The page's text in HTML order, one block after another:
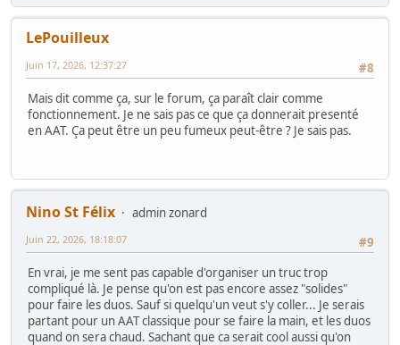
LePouilleux
#8
Juin 17, 2026, 12:37:27
Mais dit comme ça, sur le forum, ça paraît clair comme
fonctionnement. Je ne sais pas ce que ça donnerait presenté
en AAT. Ça peut être un peu fumeux peut-être ? Je sais pas.
Nino St Félix
admin zonard
#9
Juin 22, 2026, 18:18:07
En vrai, je me sent pas capable d'organiser un truc trop
compliqué là. Je pense qu'on est pas encore assez "solides"
pour faire les duos. Sauf si quelqu'un veut s'y coller... Je serais
partant pour un AAT classique pour se faire la main, et les duos
quand on sera chaud. Sachant que ca serait cool aussi qu'on